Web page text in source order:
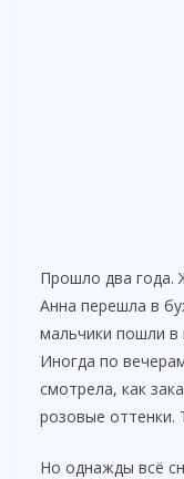
Прошло два года.
Анна перешла в
мальчики пошли в
Иногда по
смотрела, как
розовые оттенки.
Но однажды всё